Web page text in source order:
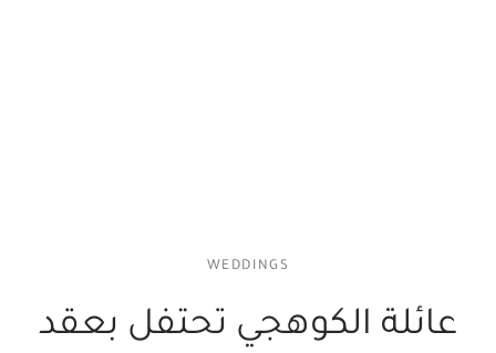
WEDDINGS
عائلة الكوهجي تحتفل بعقد